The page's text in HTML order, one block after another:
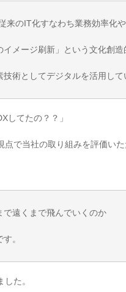
来のIT化すなわち業務効率化
イメージ刷新」という文化創造
術としてデジタルを活用して
してたの？？」
で当社の取り組みを評価いた
で遠くまで飛んでいくのか
。
た。